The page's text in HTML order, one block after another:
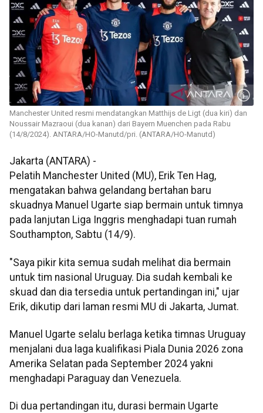
Manchester United resmi mendatangkan Matthijs de Ligt (dua kiri) dan
Noussair Mazraoui (dua kanan) dari Bayern Muenchen pada Rabu
(14/8/2024). ANTARA/HO-Manutd/pri. (ANTARA/HO-Manutd)
Jakarta (ANTARA) -
Pelatih Manchester United (MU), Erik Ten Hag,
mengatakan bahwa gelandang bertahan baru
skuadnya Manuel Ugarte siap bermain untuk timnya
pada lanjutan Liga Inggris menghadapi tuan rumah
Southampton, Sabtu (14/9).
"Saya pikir kita semua sudah melihat dia bermain
untuk tim nasional Uruguay. Dia sudah kembali ke
skuad dan dia tersedia untuk pertandingan ini," ujar
Erik, dikutip dari laman resmi MU di Jakarta, Jumat.
Manuel Ugarte selalu berlaga ketika timnas Uruguay
menjalani dua laga kualifikasi Piala Dunia 2026 zona
Amerika Selatan pada September 2024 yakni
menghadapi Paraguay dan Venezuela.
Di dua pertandingan itu, durasi bermain Ugarte